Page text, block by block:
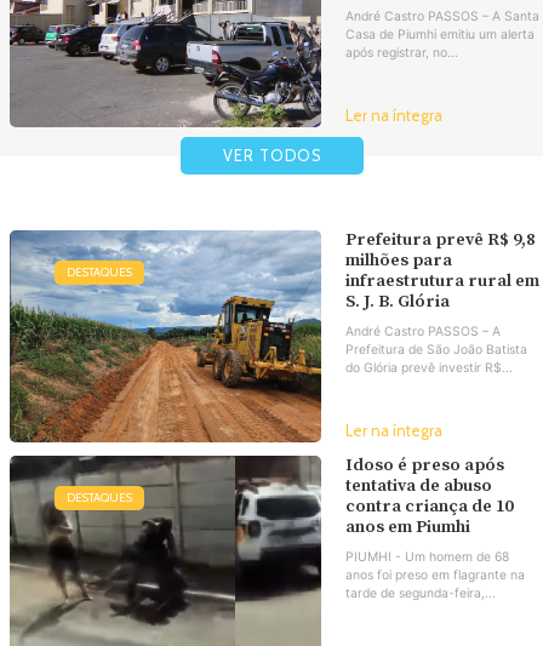
André Castro PASSOS – A Santa
Casa de Piumhi emitiu um alerta
após registrar, no...
Ler na íntegra
VER TODOS
DESTAQUES
Prefeitura prevê R$ 9,8
milhões para
infraestrutura rural em
S. J. B. Glória
André Castro PASSOS – A
Prefeitura de São João Batista
do Glória prevê investir R$...
Ler na íntegra
DESTAQUES
Idoso é preso após
tentativa de abuso
contra criança de 10
anos em Piumhi
PIUMHI - Um homem de 68
anos foi preso em flagrante na
tarde de segunda-feira,...